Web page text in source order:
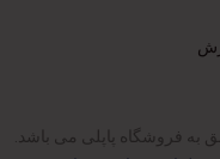
به فروشگاه پاپلی می باشد.